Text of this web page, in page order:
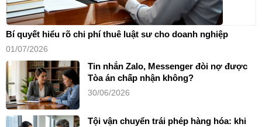
Bí quyết hiểu rõ chi phí thuê luật sư cho doanh nghiệp
01/07/2026
Tin nhắn Zalo, Messenger đòi nợ được
Tòa án chấp nhận không?
30/06/2026
Tội vận chuyển trái phép hàng hóa: khi